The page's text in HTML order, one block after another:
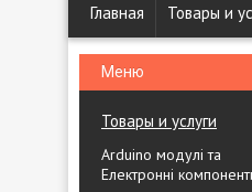
Главная Товары и
Товары и услуги
Arduino модулі та
Електронні